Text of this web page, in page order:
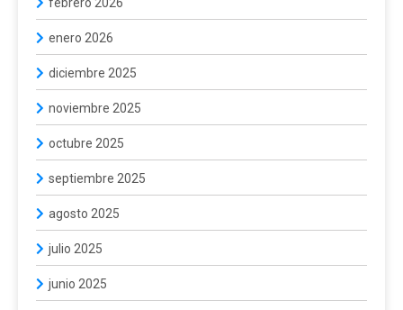
enero 2026
diciembre 2025
noviembre 2025
octubre 2025
septiembre 2025
agosto 2025
julio 2025
junio 2025